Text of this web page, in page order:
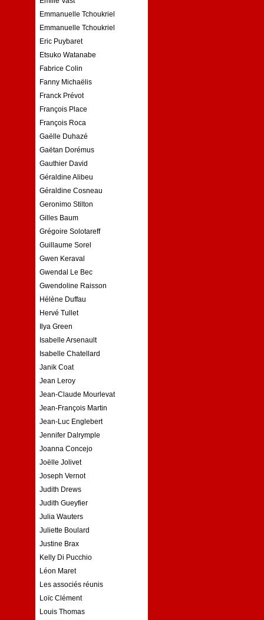
Emmanuelle Tchoukriel
Emmanuelle Tchoukriel
Eric Puybaret
Etsuko Watanabe
Fabrice Colin
Fanny Michaëlis
Franck Prévot
François Place
François Roca
Gaëlle Duhazé
Gaëtan Dorémus
Gauthier David
Géraldine Alibeu
Géraldine Cosneau
Geronimo Stilton
Gilles Baum
Grégoire Solotareff
Guillaume Sorel
Gwen Keraval
Gwendal Le Bec
Gwendoline Raisson
Hélène Duffau
Hervé Tullet
Ilya Green
Isabelle Arsenault
Isabelle Chatellard
Janik Coat
Jean Leroy
Jean-Claude Mourlevat
Jean-François Martin
Jean-Luc Englebert
Jennifer Dalrymple
Joanna Concejo
Joëlle Jolivet
Joseph Vernot
Judith Drews
Judith Gueyfier
Julia Wauters
Juliette Boulard
Justine Brax
Kelly Di Pucchio
Léon Maret
Les associés réunis
Loïc Clément
Louis Thomas